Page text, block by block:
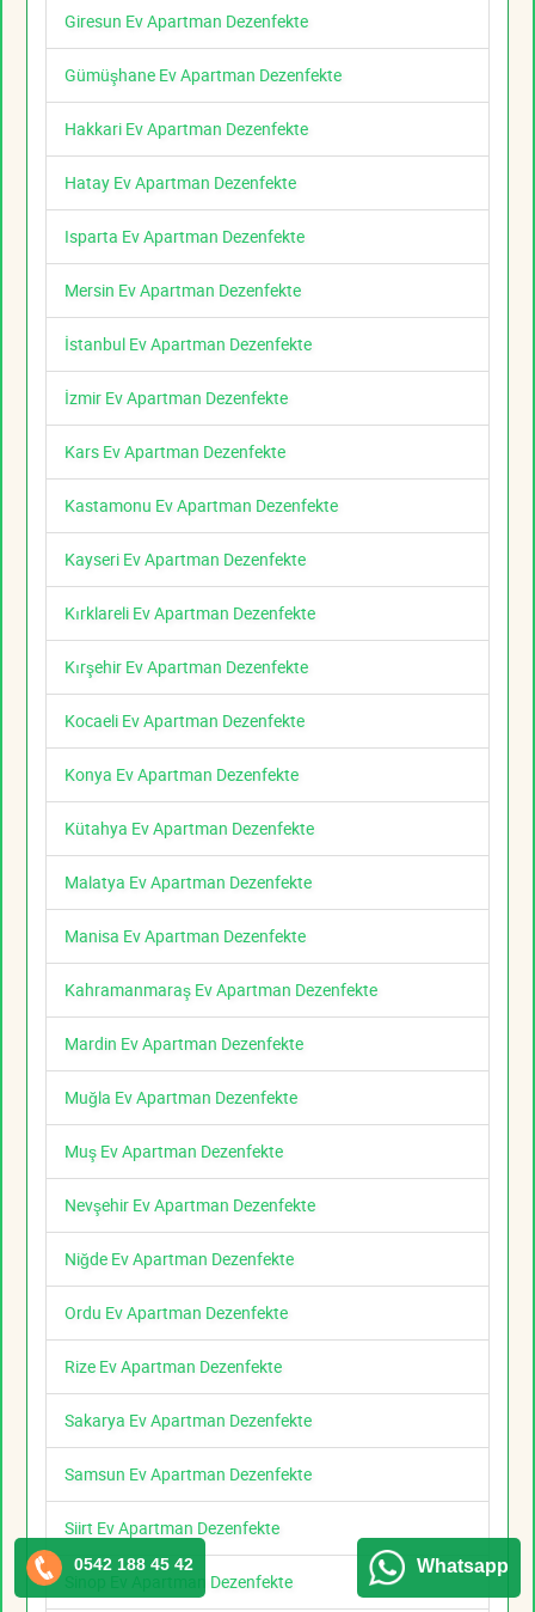
Giresun Ev Apartman Dezenfekte
Gümüşhane Ev Apartman Dezenfekte
Hakkari Ev Apartman Dezenfekte
Hatay Ev Apartman Dezenfekte
Isparta Ev Apartman Dezenfekte
Mersin Ev Apartman Dezenfekte
İstanbul Ev Apartman Dezenfekte
İzmir Ev Apartman Dezenfekte
Kars Ev Apartman Dezenfekte
Kastamonu Ev Apartman Dezenfekte
Kayseri Ev Apartman Dezenfekte
Kırklareli Ev Apartman Dezenfekte
Kırşehir Ev Apartman Dezenfekte
Kocaeli Ev Apartman Dezenfekte
Konya Ev Apartman Dezenfekte
Kütahya Ev Apartman Dezenfekte
Malatya Ev Apartman Dezenfekte
Manisa Ev Apartman Dezenfekte
Kahramanmaraş Ev Apartman Dezenfekte
Mardin Ev Apartman Dezenfekte
Muğla Ev Apartman Dezenfekte
Muş Ev Apartman Dezenfekte
Nevşehir Ev Apartman Dezenfekte
Niğde Ev Apartman Dezenfekte
Ordu Ev Apartman Dezenfekte
Rize Ev Apartman Dezenfekte
Sakarya Ev Apartman Dezenfekte
Samsun Ev Apartman Dezenfekte
Siirt Ev Apartman Dezenfekte
Sinop Ev Apartman Dezenfekte
0542 188 45 42 Whatsapp